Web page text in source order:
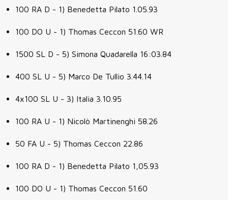
100 RA D - 1) Benedetta Pilato 1.05.93
100 DO U - 1) Thomas Ceccon 51.60 WR
1500 SL D - 5) Simona Quadarella 16:03.84
400 SL U - 5) Marco De Tullio 3.44.14
4x100 SL U - 3) Italia 3.10.95
100 RA U - 1) Nicolò Martinenghi 58.26
50 FA U - 5) Thomas Ceccon 22.86
100 RA D - 1) Benedetta Pilato 1,05.93
100 DO U - 1) Thomas Ceccon 51.60